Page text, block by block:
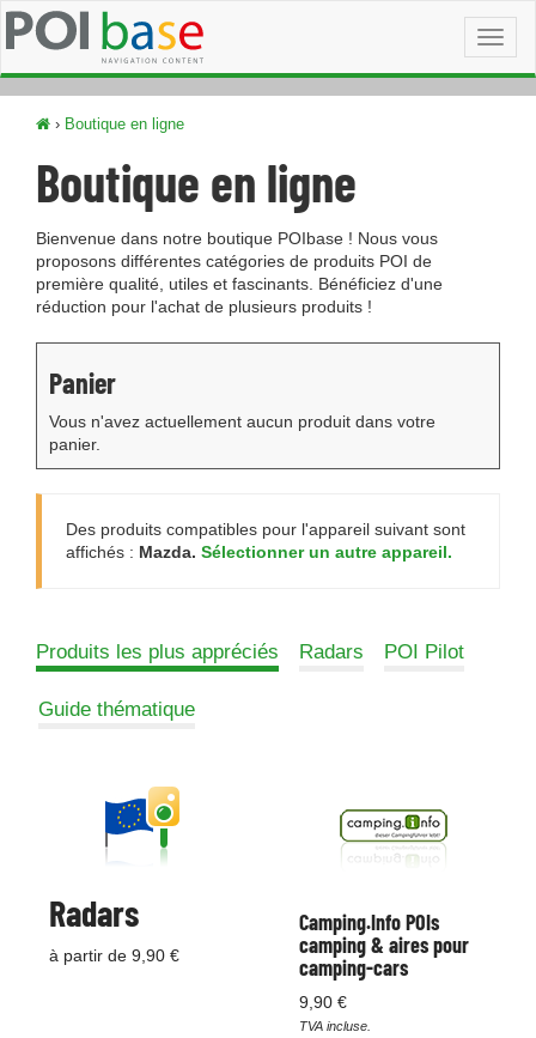
› Boutique en ligne
Boutique en ligne
Bienvenue dans notre boutique POIbase ! Nous vous
proposons différentes catégories de produits POI de
première qualité, utiles et fascinants. Bénéficiez d'une
réduction pour l'achat de plusieurs produits !
Panier
Vous n'avez actuellement aucun produit dans votre
panier.
Des produits compatibles pour l'appareil suivant sont
affichés : Mazda. Sélectionner un autre appareil.
Produits les plus appréciés Radars POI Pilot
Guide thématique
Radars
à partir de 9,90 €
Camping.Info POIs
camping & aires pour
camping-cars
9,90 €
TVA incluse.